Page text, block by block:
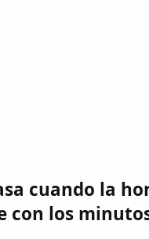
cuando la
con los